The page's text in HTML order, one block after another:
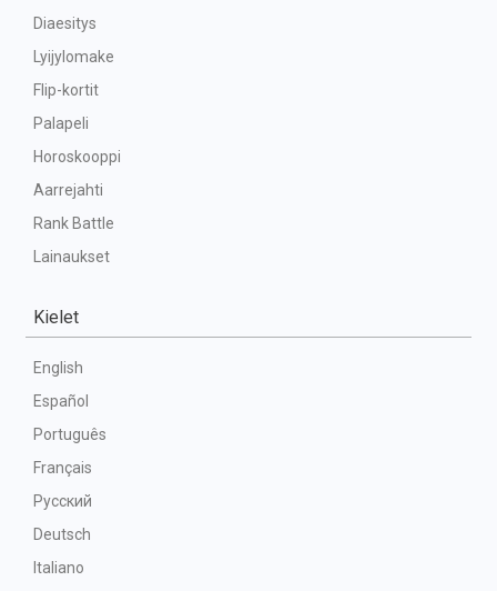
Diaesitys
Lyijylomake
Flip-kortit
Palapeli
Horoskooppi
Aarrejahti
Rank Battle
Lainaukset
Kielet
English
Español
Português
Français
Русский
Deutsch
Italiano